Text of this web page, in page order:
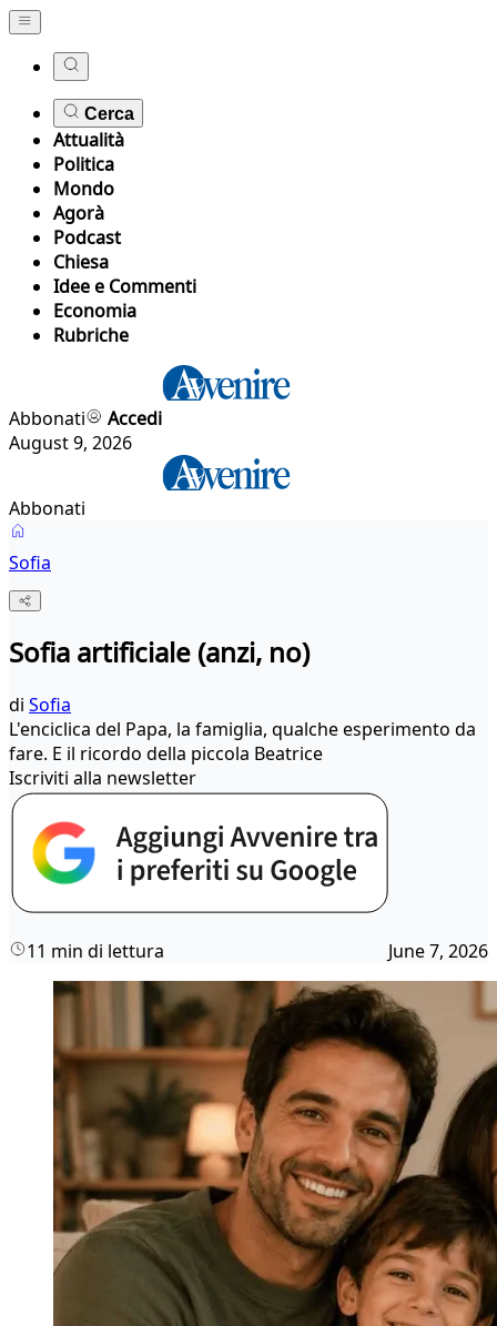
Cerca
Attualità
Politica
Mondo
Agorà
Podcast
Chiesa
Idee e Commenti
Economia
Rubriche
Abbonati
Accedi
August 9, 2026
Abbonati
Sofia
Sofia artificiale (anzi, no)
di Sofia
L'enciclica del Papa, la famiglia, qualche esperimento da
fare. E il ricordo della piccola Beatrice
Iscriviti alla newsletter
11 min di lettura June 7, 2026